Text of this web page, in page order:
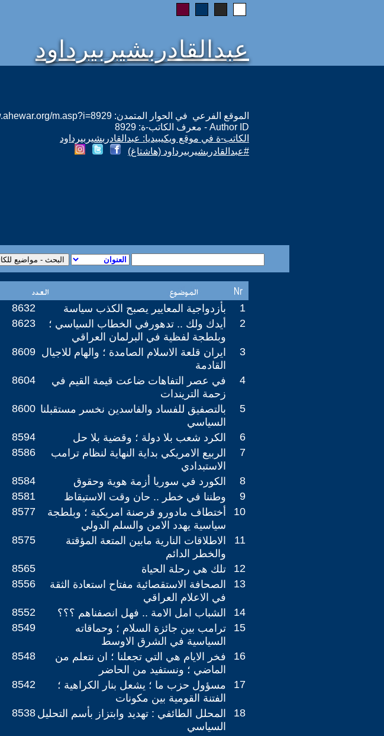
عبدالقادربشيربيرداود
الموقع الفرعي في الحوار المتمدن: https://www.ahewar.org/m.asp?i=8929
Author ID - معرف الكاتب-ة: 8929
الكاتب-ة في موقع ويكيبيديا: عبدالقادربشيربيرداود
#عبدالقادربشيربيرداود (هاشتاغ)
8632 بأزدواجية المعايير يصبح الكذب سياسة
1
8623
أيدك ولك .. تدهورفي الخطاب السياسي ؛
وبلطجة لفظية في البرلمان العراقي
2
8609 ايران قلعة الاسلام الصامدة ؛ والهام للاجيال
القادمة
3
8604
في عصر التفاهات ضاعت قيمة القيم في
زحمة التريندات
4
8600 بالتصفيق للفساد والفاسدين نخسر مستقبلنا
السياسي
5
8594 الكرد شعب بلا دولة ؛ وقضية بلا حل
6
8586
الربيع الامريكي بداية النهاية لنظام ترامب
الاستبدادي
7
8584 الكورد في سوريا أزمة هوية وحقوق
8
8581 وطننا في خطر .. حان وقت الاستيقاظ
9
8577
أختطاف مادورو قرصنة امريكية ؛ وبلطجة
سياسية يهدد الامن والسلم الدولي
10
8575
الاطلاقات النارية مابين المتعة المؤقتة
والخطر الدائم
11
8565 تلك هي رحلة الحياة
12
8556
الصحافة الاستقصائية مفتاح استعادة الثقة
في الاعلام العراقي
13
8552 الشباب امل الامة .. فهل انصفناهم ؟؟؟
14
8549
ترامب بين جائزة السلام ؛ وحماقاته
السياسية في الشرق الاوسط
15
8548
فخر الايام هي التي تجعلنا ؛ ان نتعلم من
الماضي ؛ ونستفيد من الحاضر
16
8542
مسؤول حزب ما ؛ يشعل بنار الكراهية ؛
الفتنة القومية بين مكونات
17
8538 المحلل الطائفي : تهديد وابتزاز بأسم التحليل
السياسي
18